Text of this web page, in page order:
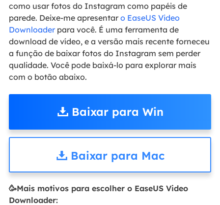
como usar fotos do Instagram como papéis de
parede. Deixe-me apresentar o EaseUS Video
Downloaderpara você. É uma ferramenta de
download de vídeo, e a versão mais recente forneceu
a função de baixar fotos do Instagram sem perder
qualidade. Você pode baixá-lo para explorar mais
com o botão abaixo.
Baixar para Win
Baixar para Mac
🥳Mais motivos para escolher o EaseUS Video
Downloader: